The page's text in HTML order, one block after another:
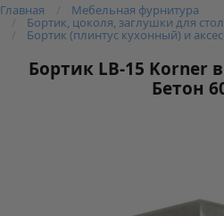
Главная Мебельная фурнитура
Бортик, цоколя, заглушки для
Бортик (плинтус кухонный) и
Бортик LB-15 Korner
Бетон